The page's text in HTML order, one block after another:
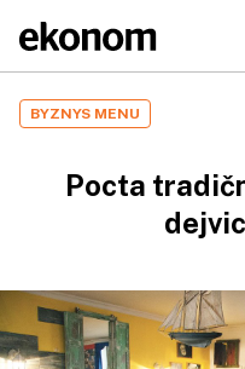
BYZNYS MENU
Pocta